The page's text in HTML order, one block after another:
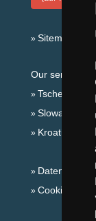
Sitemap
Our servers:
Slowakische
Kroatien
Datenschutz
Cookies